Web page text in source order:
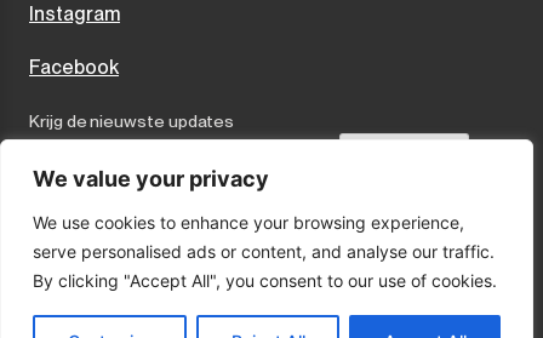
We value your privacy
We use cookies to enhance your browsing experience,
serve personalised ads or content, and analyse our traffic.
By clicking "Accept All", you consent to our use of cookies.
Instagram
Facebook
Krijg de nieuwste updates
I accept the terms and conditions
Privacybeleid
Cookies
Wettelijke kennisgeving